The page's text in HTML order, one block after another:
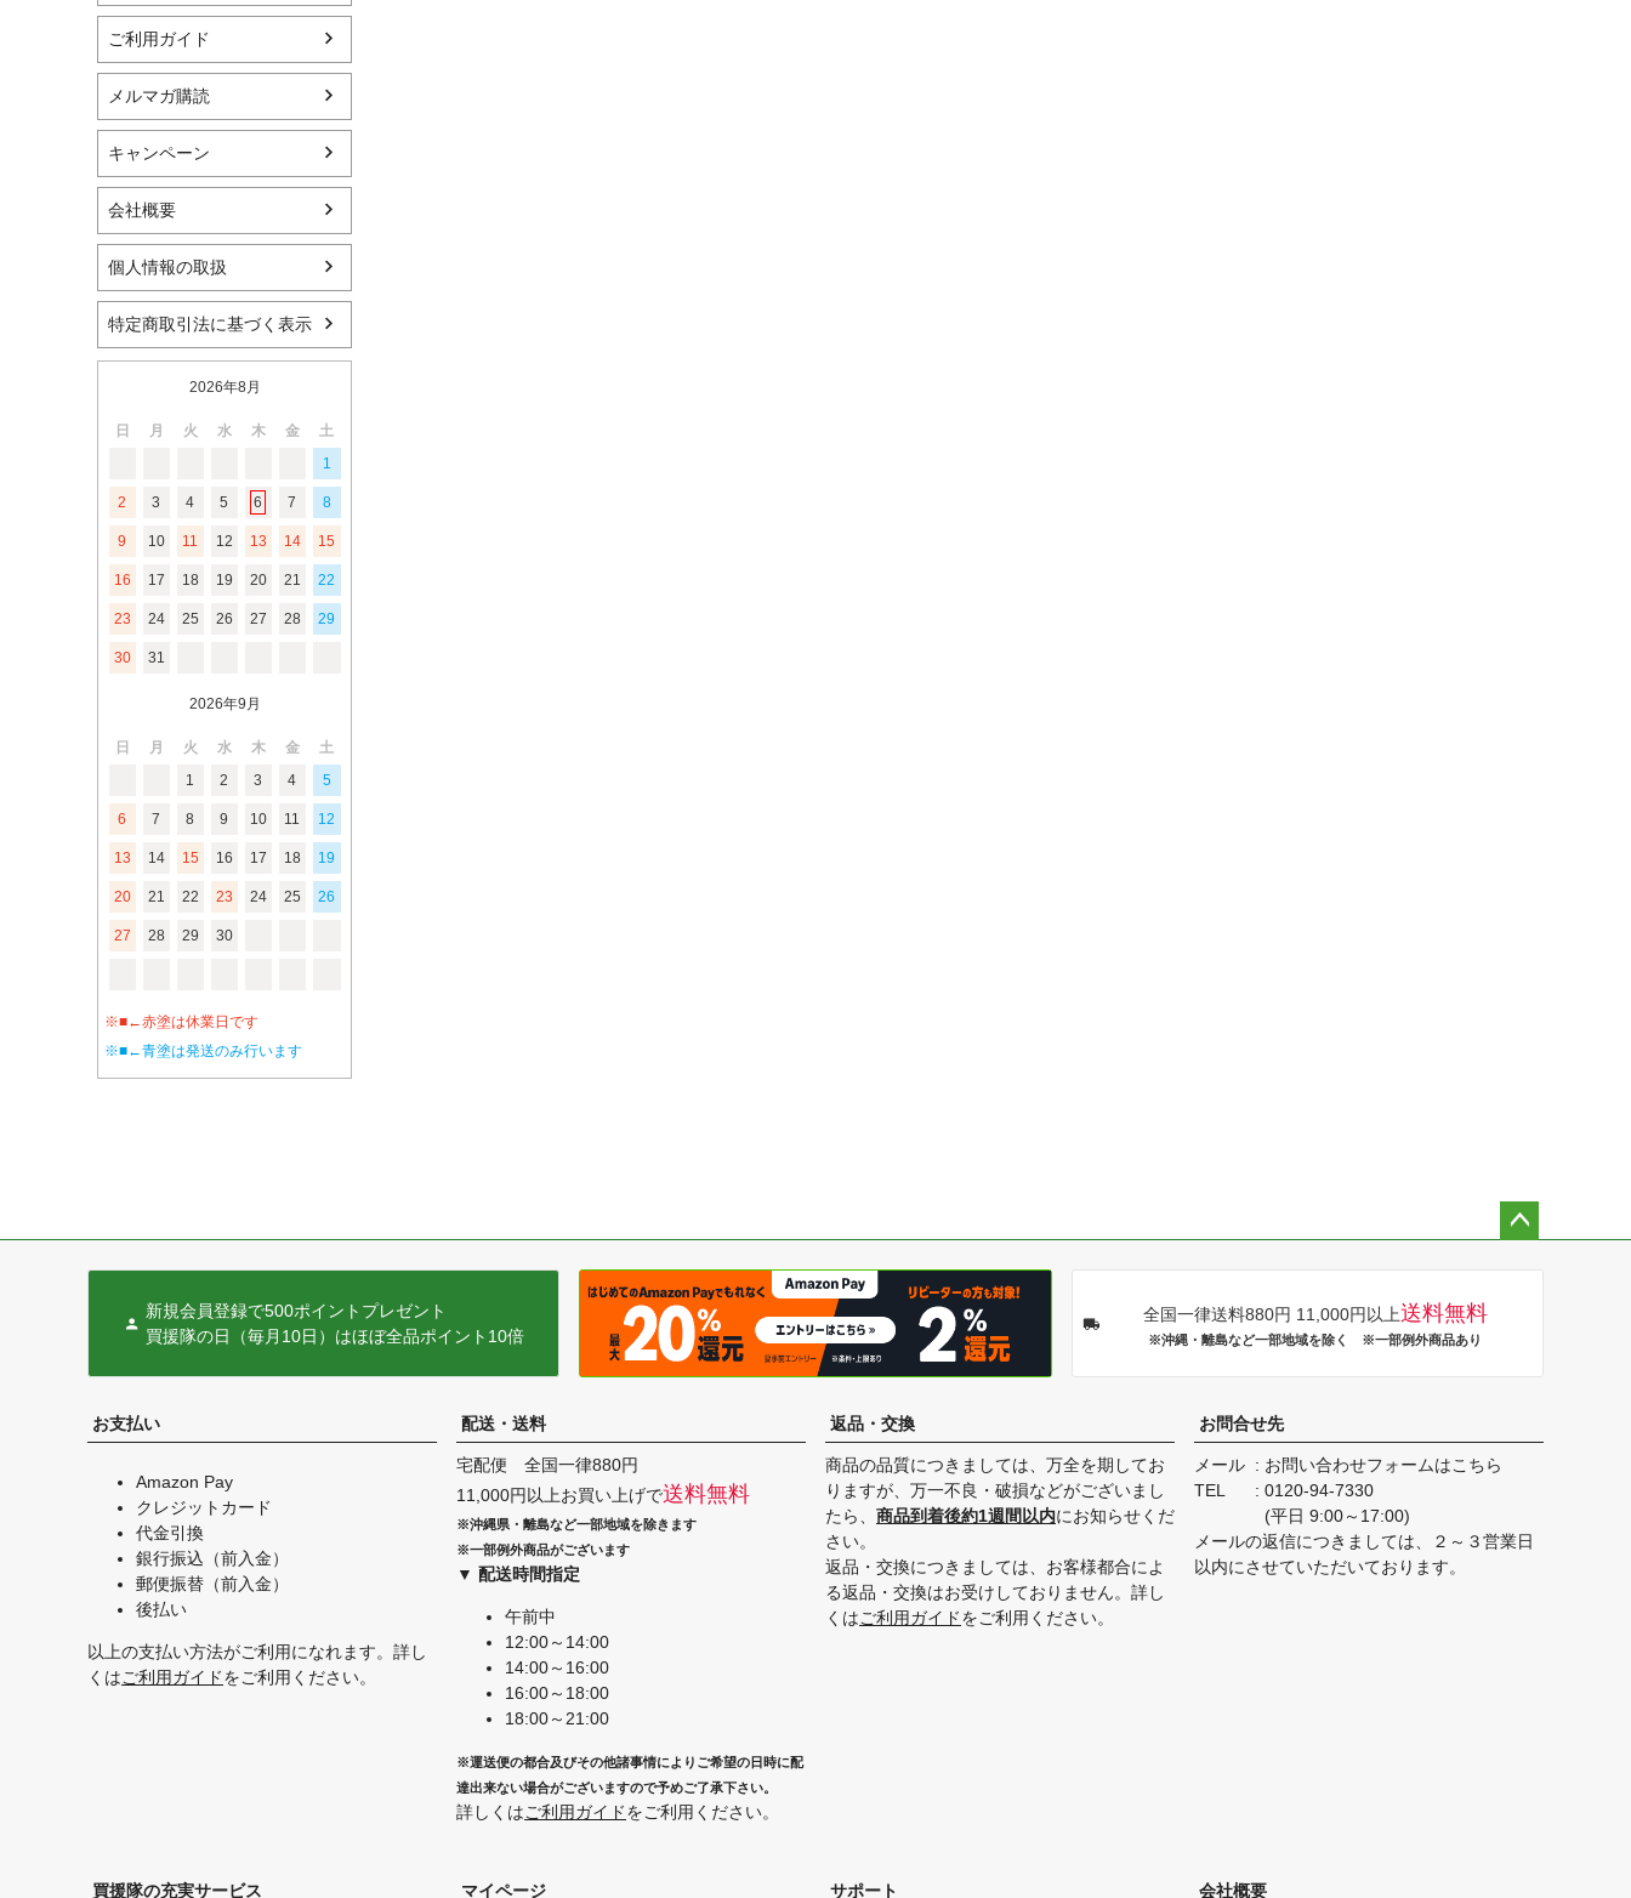
ご利用ガイド
メルマガ購読
キャンペーン
会社概要
個人情報の取扱
特定商取引法に基づく表示
2026年8月
日 月 火 水 木 金
土
1
2 3 4 5 6 7 8
9 10 11 12 13 14 15
16 17 18 19 20 21 22
23 24 25 26 27 28 29
30 31
2026年9月
日 月 火 水 木 金
土
1
2 3 4 5
6 7 8 9 10 11 12
13 14 15 16 17 18 19
20 21 22 23 24 25 26
27 28 29 30
※■←赤塗は休業日です
※■←青塗は発送のみ行います
新規会員登録で500ポイントプレゼント
買援隊の日（毎月10日）はほぼ全品ポイント10倍
全国一律送料880円 11,000円以上送料無料
※沖縄・離島など一部地域を除く ※一部例外商品あり
お支払い
Amazon Pay
クレジットカード
代金引換
銀行振込（前入金）
郵便振替（前入金）
後払い
以上の支払い方法がご利用になれます。詳し
くはご利用ガイドをご利用ください。
配送・送料
宅配便 全国一律880円
11,000円以上お買い上げで送料無料
※沖縄県・離島など一部地域を除きます
※一部例外商品がございます
▼ 配送時間指定
午前中
12:00～14:00
14:00～16:00
16:00～18:00
18:00～21:00
※運送便の都合及びその他諸事情によりご希望の日時に配
達出来ない場合がございますので予めご了承下さい。
詳しくはご利用ガイドをご利用ください。
返品・交換
商品の品質につきましては、万全を期してお
りますが、万一不良・破損などがございまし
たら、 商品到着後約1週間以内にお知らせくだ
さい。
返品・交換につきましては、お客様都合によ
る返品・交換はお受けしておりません。詳し
くはご利用ガイドをご利用ください。
お問合せ先
メール
お問い合わせフォームはこちら
TEL
0120-94-7330
(平日 9:00～17:00)
メールの返信につきましては、２～３営業日
以内にさせていただいております。
買援隊の充実サービス マイページ サポート 会社概要